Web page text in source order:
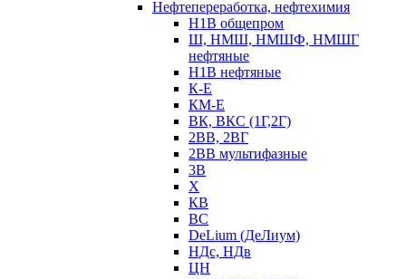
Нефтепереработка, нефтехимия
Н1В общепром
Ш, НМШ, НМШФ, НМШГ
нефтяные
Н1В нефтяные
К-Е
КМ-Е
ВК, ВКС (1Г,2Г)
2ВВ, 2ВГ
2ВВ мультифазные
3В
Х
КВ
ВС
DeLium (ДеЛиум)
НДс, НДв
ЦН